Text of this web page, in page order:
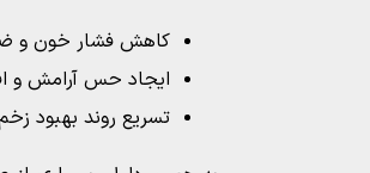
کاهش فشار خون و
ایجاد حس آرامش و
تسریع روند بهبود